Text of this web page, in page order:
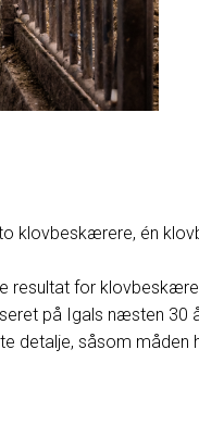
klovbeskærere, én
resultat for
på Igals næsten 30
detalje, såsom